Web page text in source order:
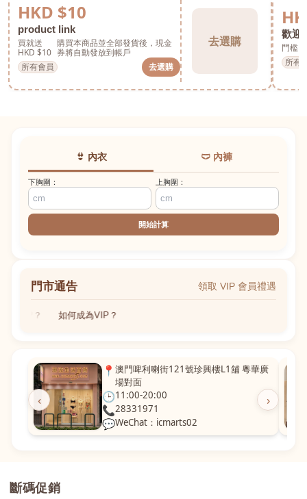
HKD $10
product link
買就送
HKD $10
購買本商品並全部發貨後，現金
券將自動發放到帳戶
所有會員
去選購
去選購
歡迎
門檻
所有
👙 內衣 🩲 內褲
下胸圍： 上胸圍：
開始計算
門市通告 領取 VIP 會員禮遇
為VIP？ 如何成為VIP？
‹ ›
📍 澳門啤利喇街121號珍興樓L1舖 粵華廣
場對面
🕒11:00-20:00
📞28331971
💬WeChat：icmarts02
斷碼促銷